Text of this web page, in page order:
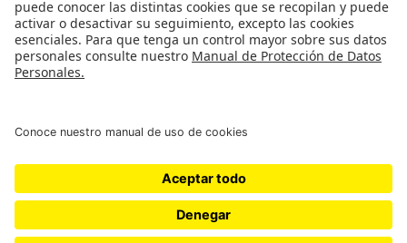
Oficina correspondencia:Cra1 Nº 18A-12
Edificio Mario Laserna Piso 6 - 609
Universidad de los Andes | Vigilada Mineducación.
Reconocimiento como Universidad: Decreto 1297 del 30
de mayo de 1964. Reconocimiento personería jurídica:
Resolución 28 del 23 de febrero de 1949 MinJusticia.